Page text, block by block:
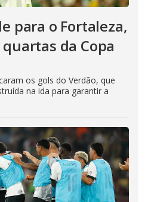
para o Fortaleza,
da Copa
os gols do Verdão, que
na ida para garantir a